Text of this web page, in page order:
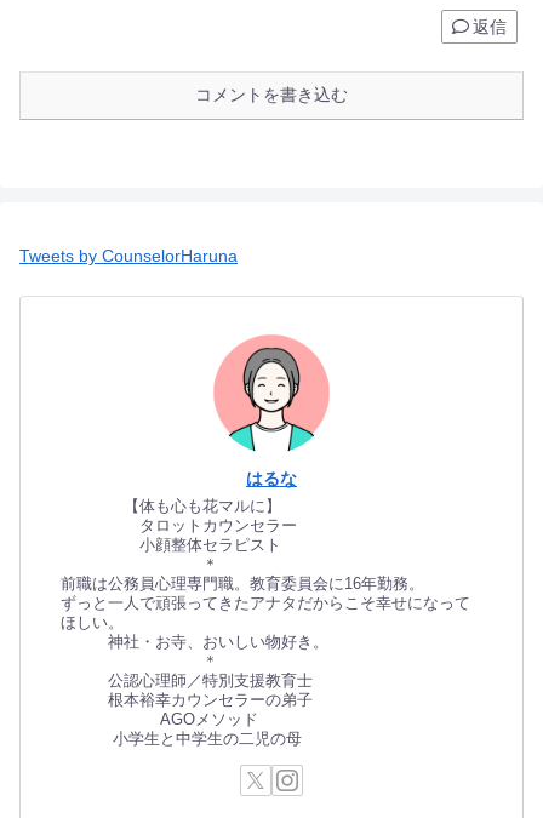
返信
コメントを書き込む
Tweets by CounselorHaruna
はるな
【体も心も花マルに】
タロットカウンセラー
小顔整体セラピスト
＊
前職は公務員心理専門職。教育委員会に16年勤務。
ずっと一人で頑張ってきたアナタだからこそ幸せになって
ほしい。
神社・お寺、おいしい物好き。
＊
公認心理師／特別支援教育士
根本裕幸カウンセラーの弟子
AGOメソッド
小学生と中学生の二児の母